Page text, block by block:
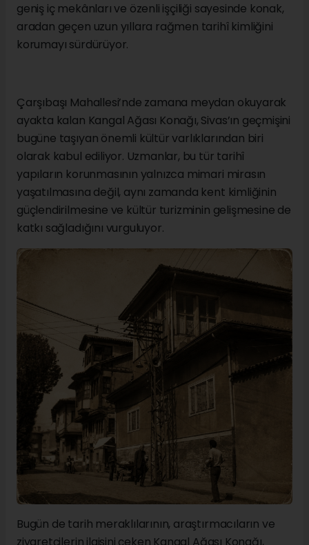
geniş iç mekânları ve özenli işçiliği sayesinde konak,
aradan geçen uzun yıllara rağmen tarihî kimliğini
korumayı sürdürüyor.
Çarşıbaşı Mahallesi’nde zamana meydan okuyarak
ayakta kalan Kangal Ağası Konağı, Sivas’ın geçmişini
bugüne taşıyan önemli kültür varlıklarından biri
olarak kabul ediliyor. Uzmanlar, bu tür tarihî
yapıların korunmasının yalnızca mimari mirasın
yaşatılmasına değil, aynı zamanda kent kimliğinin
güçlendirilmesine ve kültür turizminin gelişmesine de
katkı sağladığını vurguluyor.
Bugün de tarih meraklılarının, araştırmacıların ve